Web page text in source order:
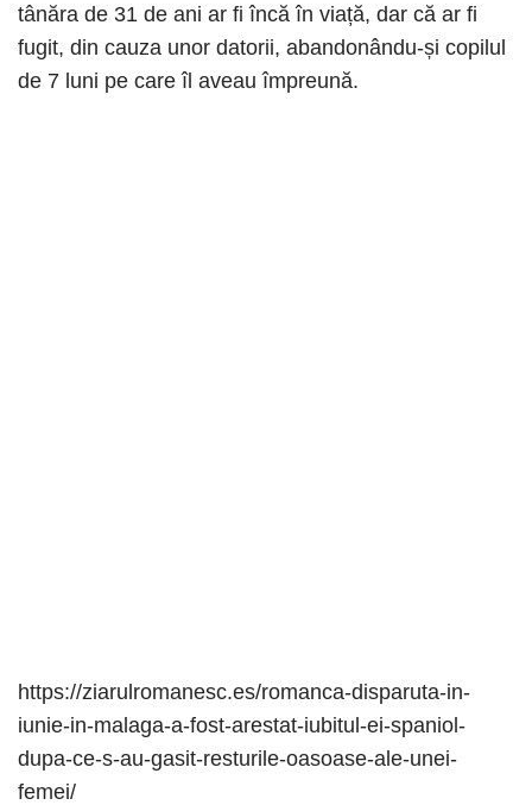
tânăra de 31 de ani ar fi încă în viață, dar că ar fi
fugit, din cauza unor datorii, abandonându-și copilul
de 7 luni pe care îl aveau împreună.
https://ziarulromanesc.es/romanca-disparuta-in-
iunie-in-malaga-a-fost-arestat-iubitul-ei-spaniol-
dupa-ce-s-au-gasit-resturile-oasoase-ale-unei-
femei/